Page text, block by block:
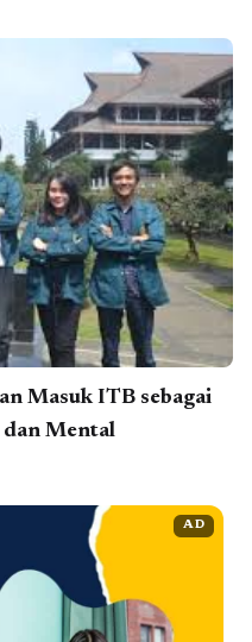
Masuk ITB sebagai
dan Mental
AD